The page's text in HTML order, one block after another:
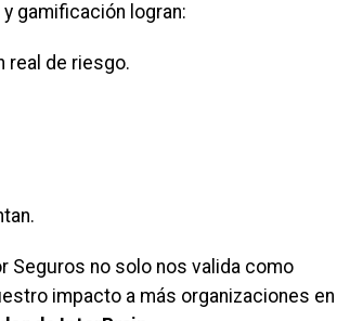
gamificación logran:
real de riesgo.
Seguros no solo nos valida como
impacto a más organizaciones en